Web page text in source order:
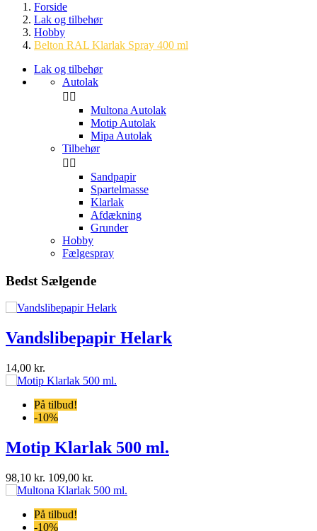
Forside
Lak og tilbehør
Hobby
Belton RAL Klarlak Spray 400 ml
Lak og tilbehør
Autolak
 
Multona Autolak
Motip Autolak
Mipa Autolak
Tilbehør
 
Sandpapir
Spartelmasse
Klarlak
Afdækning
Grunder
Hobby
Fælgespray
Bedst Sælgende